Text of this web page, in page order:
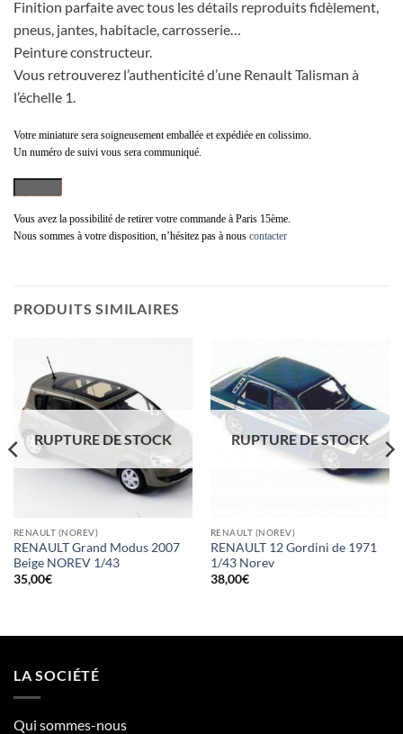
Finition parfaite avec tous les détails reproduits fidèlement,
pneus, jantes, habitacle, carrosserie…
Peinture constructeur.
Vous retrouverez l’authenticité d’une Renault Talisman à
l’échelle 1.
Votre miniature sera soigneusement emballée et expédiée en colissimo.
Un numéro de suivi vous sera communiqué.
Vous avez la possibilité de retirer votre commande à Paris 15ème.
Nous sommes à votre disposition, n’hésitez pas à nous contacter
PRODUITS SIMILAIRES
RUPTURE DE STOCK
RENAULT (NOREV)
RENAULT Grand Modus 2007
Beige NOREV 1/43
35,00€
RUPTURE DE STOCK
RENAULT (NOREV)
RENAULT 12 Gordini de 1971
1/43 Norev
38,00€
LA SOCIÉTÉ
Qui sommes-nous